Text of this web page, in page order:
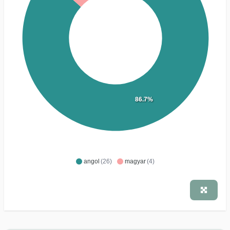
angol (26) magyar(4)
86.7%